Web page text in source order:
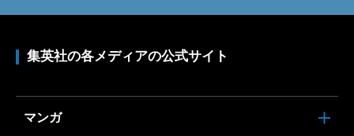
集英社の各メディアの公式サイト
マンガ